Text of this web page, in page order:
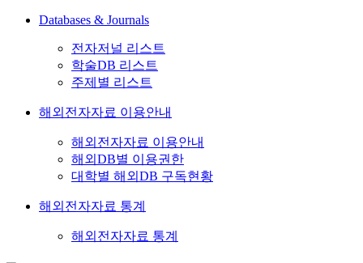
Databases & Journals
전자저널 리스트
학술DB 리스트
주제별 리스트
해외전자자료 이용안내
해외전자자료 이용안내
해외DB별 이용권한
대학별 해외DB 구독현황
해외전자자료 통계
해외전자자료 통계